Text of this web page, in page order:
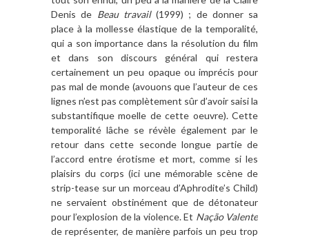
Denis de Beau travail(1999) ; de donner sa
place à la mollesse élastique de la temporalité,
qui a son importance dans la résolution du film
et dans son discours général qui restera
certainement un peu opaque ou imprécis pour
pas mal de monde (avouons que l’auteur de ces
lignes n’est pas complètement sûr d’avoir saisi la
substantifique moelle de cette oeuvre). Cette
temporalité lâche se révèle également par le
retour dans cette seconde longue partie de
l’accord entre érotisme et mort, comme si les
plaisirs du corps (ici une mémorable scène de
strip-tease sur un morceau d’Aphrodite’s Child)
ne servaient obstinément que de détonateur
pour l’explosion de la violence. Et Nação Valente
de représenter, de manière parfois un peu trop